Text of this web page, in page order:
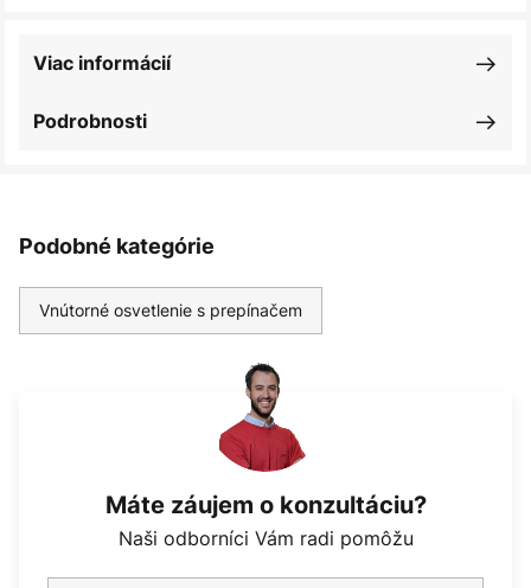
Podrobnosti
Viac informácií
Podobné kategórie
Vnútorné osvetlenie s prepínačem
Máte záujem o konzultáciu?
Naši odborníci Vám radi pomôžu